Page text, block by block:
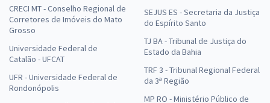
CRECI MT - Conselho Regional de
Corretores de Imóveis do Mato
Grosso
Universidade Federal de
Catalão - UFCAT
UFR - Universidade Federal de
Rondonópolis
SEJUS ES - Secretaria da Justiça
do Espírito Santo
TJ BA - Tribunal de Justiça do
Estado da Bahia
TRF 3 - Tribunal Regional Federal
da 3ª Região
MP RO - Ministério Público de